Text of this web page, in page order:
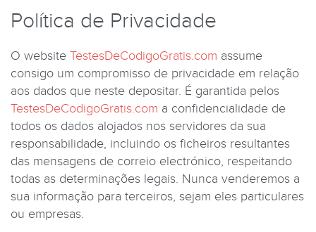
Política de Privacidade
O website TestesDeCodigoGratis.com assume
consigo um compromisso de privacidade em relação
aos dados que neste depositar. É garantida pelos
TestesDeCodigoGratis.com a confidencialidade de
todos os dados alojados nos servidores da sua
responsabilidade, incluindo os ficheiros resultantes
das mensagens de correio electrónico, respeitando
todas as determinações legais. Nunca venderemos a
sua informação para terceiros, sejam eles particulares
ou empresas.